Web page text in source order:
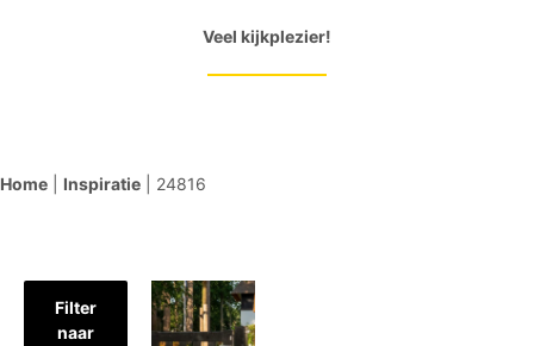
Veel kijkplezier!
Home Inspiratie 24816
Filter
naar